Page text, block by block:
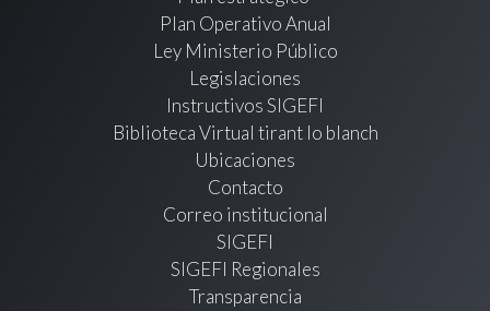
Plan Operativo Anual
Ley Ministerio Público
Legislaciones
Instructivos SIGEFI
Biblioteca Virtual tirant lo blanch
Ubicaciones
Contacto
Correo institucional
SIGEFI
SIGEFI Regionales
Transparencia